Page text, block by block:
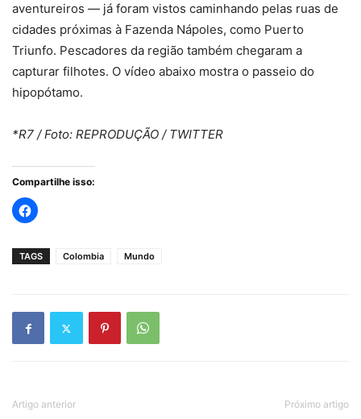
aventureiros — já foram vistos caminhando pelas ruas de
cidades próximas à Fazenda Nápoles, como Puerto
Triunfo. Pescadores da região também chegaram a
capturar filhotes. O vídeo abaixo mostra o passeio do
hipopótamo.
*R7 / Foto: REPRODUÇÃO / TWITTER
Compartilhe isso:
TAGS Colombia Mundo
Artigo anterior Próximo artigo